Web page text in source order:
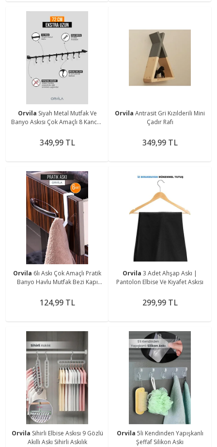
Orvila Siyah Metal Mutfak Ve
Banyo Askısı Çok Amaçlı 8 Kancalı
349,99 TL
Orvila Antrasit Gri Kızılderili Mini
Çadır Rafı
349,99 TL
Orvila 6lı Askı Çok Amaçlı Pratik
Banyo Havlu Mutfak Bezi Kapı
124,99 TL
Orvila 3 Adet Ahşap Askı |
Pantolon Elbise Ve Kıyafet Askısı
299,99 TL
Orvila Sihirli Elbise Askısı 9 Gözlü
Akıllı Askı Sihirli Askılık
Orvila 5li Kendinden Yapışkanlı
Şeffaf Silikon Askı